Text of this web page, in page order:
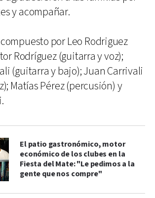
y acompañar.
por Leo Rodriguez
Rodríguez (guitarra y voz);
(guitarra y bajo); Juan Carrivali
Matías Pérez (percusión) y
El patio gastronómico, motor
económico de los clubes en la
Fiesta del Mate: "Le pedimos a la
gente que nos compre"